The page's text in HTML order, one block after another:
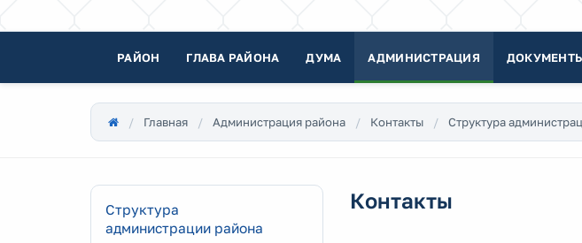
РАЙОН ГЛАВА РАЙОНА ДУМА АДМИНИСТРАЦИЯ
Главная Администрация района Контакты Структура
Структура
администрации района
Контакты